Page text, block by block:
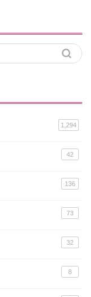
1,294
42
136
73
32
8